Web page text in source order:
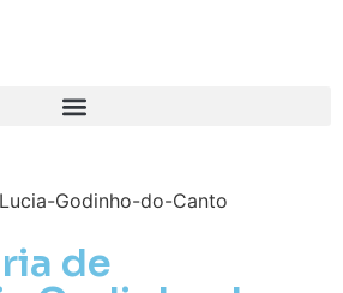
de